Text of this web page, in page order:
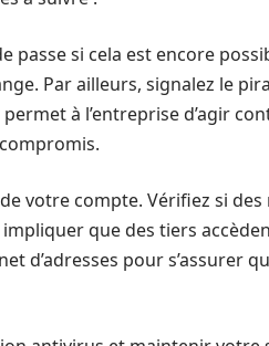
si cela est encore
Par ailleurs, signalez le
à l’entreprise d’agir
votre compte. Vérifiez si
que des tiers
pour s’assurer